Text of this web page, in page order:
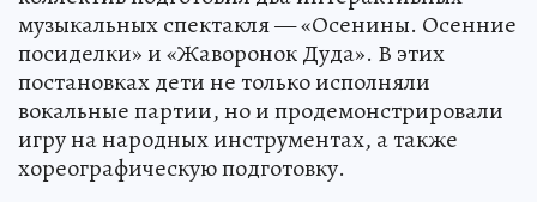
музыкальных спектакля — «Осенины. Осенние
посиделки» и «Жаворонок Дуда». В этих
постановках дети не только исполняли
вокальные партии, но и продемонстрировали
игру на народных инструментах, а также
хореографическую подготовку.